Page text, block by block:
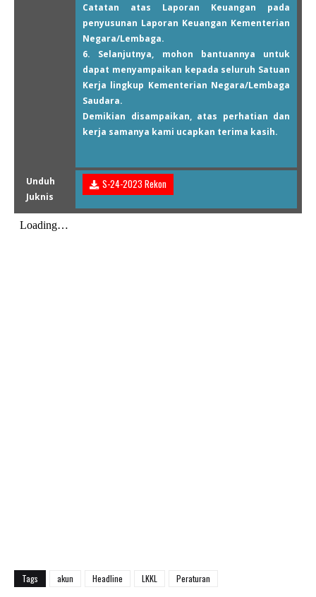
Catatan atas Laporan Keuangan pada
penyusunan Laporan Keuangan Kementerian
Negara/Lembaga.
6. Selanjutnya, mohon bantuannya untuk
dapat menyampaikan kepada seluruh Satuan
Kerja lingkup Kementerian Negara/Lembaga
Saudara.
Demikian disampaikan, atas perhatian dan
kerja samanya kami ucapkan terima kasih.
Unduh
Juknis
S-24-2023 Rekon
Tags akun Headline LKKL Peraturan